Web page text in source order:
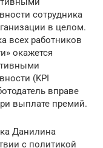
сотрудника
в целом.
всех работников
окажется
(KPI
вправе
выплате премий.
Данилина
с политикой